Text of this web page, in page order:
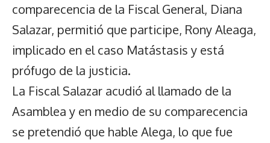
comparecencia de la Fiscal General, Diana
Salazar, permitió que participe, Rony Aleaga,
implicado en el caso Matástasis y está
prófugo de la justicia.
La Fiscal Salazar acudió al llamado de la
Asamblea y en medio de su comparecencia
se pretendió que hable Alega, lo que fue